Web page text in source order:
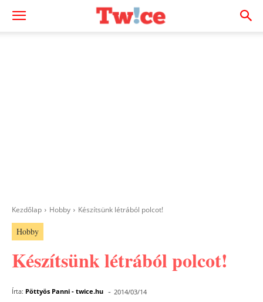
Kezdőlap Hobby Készítsünk létrából polcot!
Hobby
Készítsünk létrából polcot!
Írta: Pöttyös Panni - twice.hu - 2014/03/14